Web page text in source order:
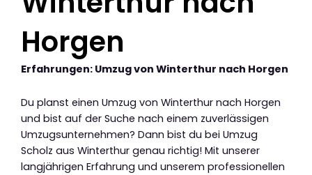
Horgen
Erfahrungen: Umzug von Winterthur nach Horgen
Du planst einen Umzug von Winterthur nach Horgen
und bist auf der Suche nach einem zuverlässigen
Umzugsunternehmen? Dann bist du bei Umzug
Scholz aus Winterthur genau richtig! Mit unserer
langjährigen Erfahrung und unserem professionellen